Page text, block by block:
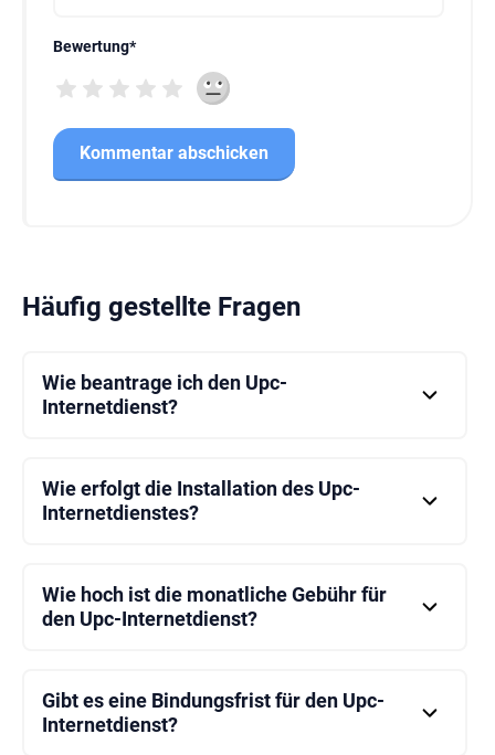
Bewertung*
Häufig gestellte Fragen
Wie beantrage ich den Upc-
Internetdienst?
oder den Kundendienst kontaktieren.
Wie erfolgt die Installation des Upc-
Internetdienstes?
Ihnen bei der Aktivierung des Dienstes zur
Verfügung gestellt.
Wie hoch ist die monatliche Gebühr für
den Upc-Internetdienst?
den Sonderangeboten variieren. Detaillierte
Informationen erhalten Sie auf der Website oder
Gibt es eine Bindungsfrist für den Upc-
Internetdienst?